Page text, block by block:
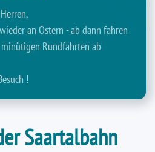
an Ostern - ab dann fahren
Rundfahrten ab
!
Saartalbahn